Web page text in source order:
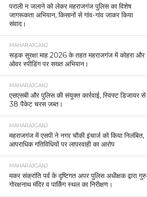
पराली न जलाने को लेकर महराजगंज पुलिस का विशेष
जागरूकता अभियान, किसानों से गांव-गांव जाकर किया
संवाद।
MAHARAJGANJ
सड़क सुरक्षा माह 2026 के तहत महराजगंज में कोहरा और
ओवर स्पीडिंग पर सख्त अभियान।
MAHARAJGANJ
एसएसबी और पुलिस की संयुक्त कार्रवाई, स्विफ्ट डिजायर से
38 पैकेट चरस जब्त।
MAHARAJGANJ
महराजगंज में एसपी ने नगर चौकी इंचार्ज को किया निलंबित,
आपराधिक गतिविधियों पर लापरवाही का आरोप
MAHARAJGANJ
मकर संक्रांति पर्व के दृष्टिगत अपर पुलिस अधीक्षक द्वारा गुरु
गोरक्षनाथ मंदिर व पार्किंग स्थल का निरीक्षण।